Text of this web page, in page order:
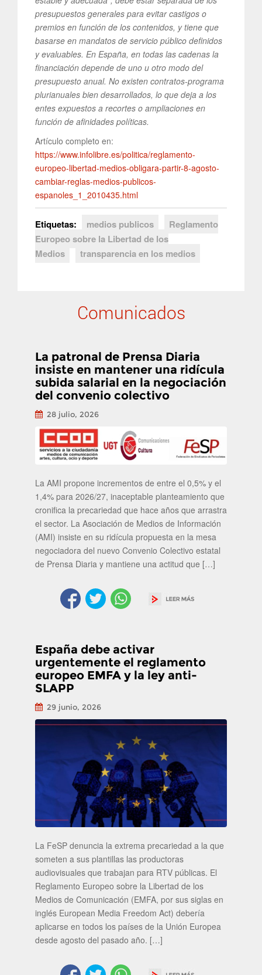
presupuestos generales para evitar castigos o
premios en función de los contenidos, y tiene que
basarse en mandatos de servicio público definidos
y evaluables. En España, en todas las cadenas la
financiación depende de uno u otro modo del
presupuesto anual. No existen contratos-programa
plurianuales bien desarrollados, lo que deja a los
entes expuestos a recortes o ampliaciones en
función de afinidades políticas.
Artículo completo en:
https://www.infolibre.es/politica/reglamento-
europeo-libertad-medios-obligara-partir-8-agosto-
cambiar-reglas-medios-publicos-
espanoles_1_2010435.html
Etiquetas: medios publicos
Reglamento
Europeo sobre la Libertad de los
Medios
transparencia en los medios
Comunicados
La patronal de Prensa Diaria
insiste en mantener una ridícula
subida salarial en la negociación
del convenio colectivo
28 julio, 2026
La AMI propone incrementos de entre el 0,5% y el
1,4% para 2026/27, inaceptable planteamiento que
cronifica la precariedad que hace años que arrastra
el sector. La Asociación de Medios de Información
(AMI) insiste en su ridícula propuesta en la mesa
negociadora del nuevo Convenio Colectivo estatal
de Prensa Diaria y mantiene una actitud que […]
España debe activar
urgentemente el reglamento
europeo EMFA y la ley anti-
SLAPP
29 junio, 2026
La FeSP denuncia la extrema precariedad a la que
someten a sus plantillas las productoras
audiovisuales que trabajan para RTV públicas. El
Reglamento Europeo sobre la Libertad de los
Medios de Comunicación (EMFA, por sus siglas en
inglés European Media Freedom Act) debería
aplicarse en todos los países de la Unión Europea
desde agosto del pasado año. […]